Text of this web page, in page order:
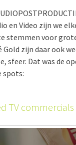
en Video zijn we
stemmen voor
zijn daar ook
sfeer. Dat was de
spots:
TV commercials